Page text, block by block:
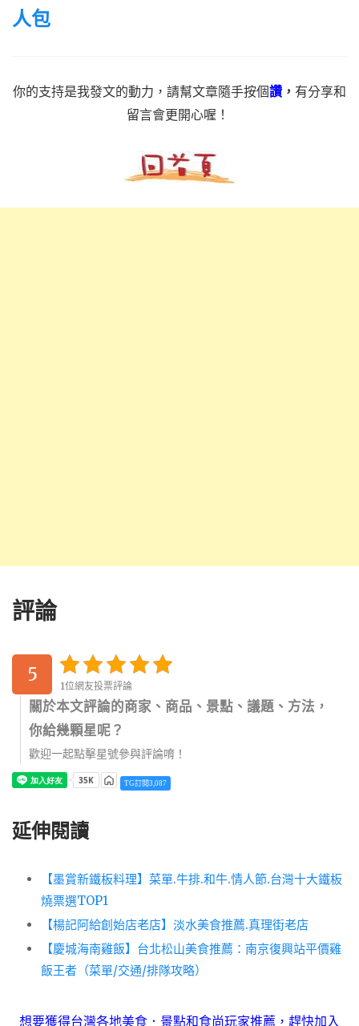
人包
你的支持是我發文的動力，請幫文章隨手按個讚 ， 有分享和
留言會更開心喔！
評論
5
1位網友投票評論
關於本文評論的商家、商品、景點、議題、方法，
你給幾顆星呢？
歡迎一起點擊星號參與評論唷！
TG訂閱3,087
延伸閱讀
【墨賞新鐵板料理】菜單.牛排.和牛.情人節.台灣十大鐵板
燒票選TOP1
【楊記阿給創始店老店】淡水美食推薦.真理街老店
【慶城海南雞飯】台北松山美食推薦：南京復興站平價雞
飯王者（菜單/交通/排隊攻略）
想要獲得台灣各地美食．景點和食尚玩家推薦，趕快加入